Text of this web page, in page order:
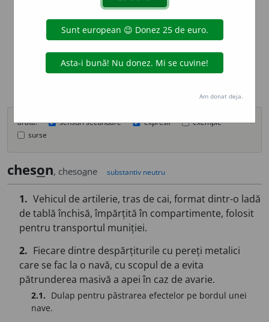
info
Aceste definiții sunt compilate de
echipa dexonline. Definițiile
originale se află pe filadefiniții.
preferințe
arată: sensuri secundare expresii
exemple
surse
cheson, chesoane substantiv neutru
1. Vehicul de artilerie, tras de cai, format dintr-o ladă
de tablă închisă, împărțită în compartimente, folosit
pentru transportul muniției.
2. Fiecare dintre despărțiturile cu pereți metalici
care se fac la o navă, cu scopul de a evita
pătrunderea masivă a apei în caz de avarie.
2.1. Dulap pentru păstrarea efectelor pe bordul unei
nave.
Am donat deja.